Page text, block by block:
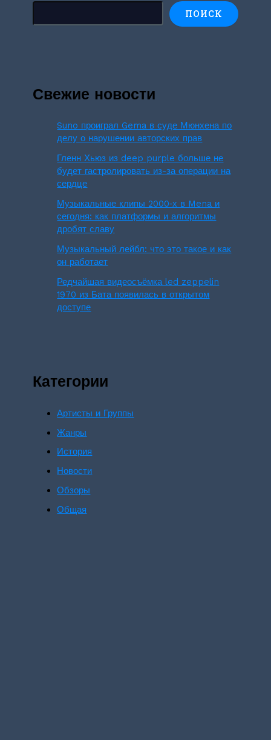
ПОИСК
Свежие новости
Suno проиграл Gema в суде Мюнхена по
делу о нарушении авторских прав
Гленн Хьюз из deep purple больше не
будет гастролировать из-за операции на
сердце
Музыкальные клипы 2000‑х в Mena и
сегодня: как платформы и алгоритмы
дробят славу
Музыкальный лейбл: что это такое и как
он работает
Редчайшая видеосъёмка led zeppelin
1970 из Бата появилась в открытом
доступе
Категории
Артисты и Группы
Жанры
История
Новости
Обзоры
Общая